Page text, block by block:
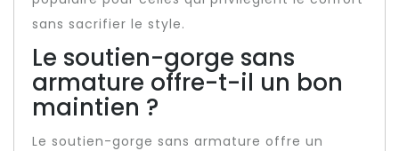
sans sacrifier le style.
Le soutien-gorge sans
armature offre-t-il un bon
maintien ?
Le soutien-gorge sans armature offre un